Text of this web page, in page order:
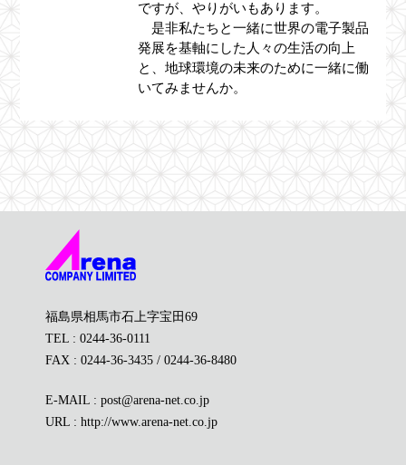
ですが、やりがいもあります。
是非私たちと一緒に世界の電子製品
発展を基軸にした人々の生活の向上
と、地球環境の未来のために一緒に働
いてみませんか。
福島県相馬市石上字宝田69
TEL : 0244-36-0111
FAX : 0244-36-3435 / 0244-36-8480
E-MAIL : post@arena-net.co.jp
URL : http://www.arena-net.co.jp